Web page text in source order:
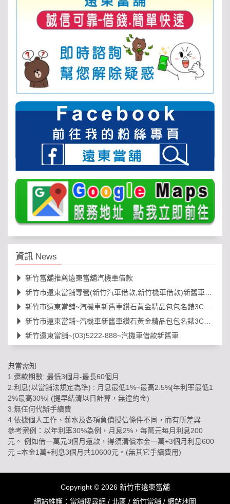
資訊 News
新竹當舖推薦遠東當舖汽機車借款
新竹市遠東當舖專營(新竹汽車借款,新竹機車借款)新舊車借錢
新竹市遠東當舖~汽機車新舊車鑽石黃金精品包包名錶3C借款等
新竹市遠東當舖~汽機車新舊車鑽石黃金精品包包名錶3C借款等
新竹遠東當舖~(03)5222-888~汽機車借款新舊車
典當需知
1.還款期數: 最低3個月-最長60個月
2.利息(以當舖法規定為準) : 月息最低1%~最高2.5%[年利率最低1
2%最高30%] (提早結清以日計算，無違約金)
3.無任何代辦手續費
4.依據個人工作、薪水及各項負債授信條件不同，而有所差異
參考案例：以年利率30%為例，月息2%，每萬元每月利息200
元。 例如借一萬元3個月還款，得須清償本金一萬+3個月利息600
元 =本金1萬+利息3個月共10600元。(無其它手續費用)
Copyright © 2026 新竹市遠東當舖
網站維護： 當舖搜尋網 / 北區 / 新竹當舖 / 網站地圖